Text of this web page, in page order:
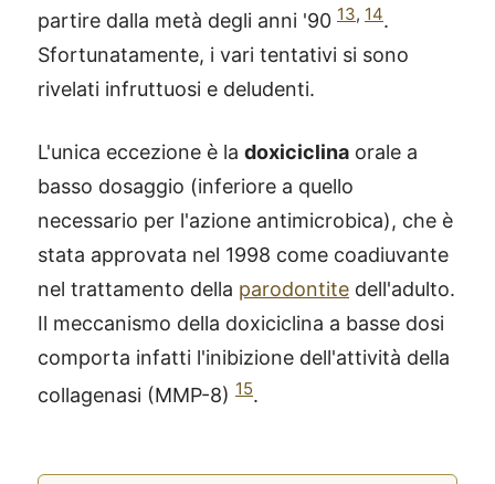
partire dalla metà degli anni '90 13, 14.
Sfortunatamente, i vari tentativi si sono
rivelati infruttuosi e deludenti.
L'unica eccezione è la doxiciclina orale a
basso dosaggio (inferiore a quello
necessario per l'azione antimicrobica), che è
stata approvata nel 1998 come coadiuvante
nel trattamento della parodontite dell'adulto.
Il meccanismo della doxiciclina a basse dosi
comporta infatti l'inibizione dell'attività della
collagenasi (MMP-8) 15.